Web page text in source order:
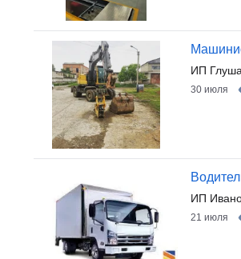
ИП
30 июля
ИП
21 июля